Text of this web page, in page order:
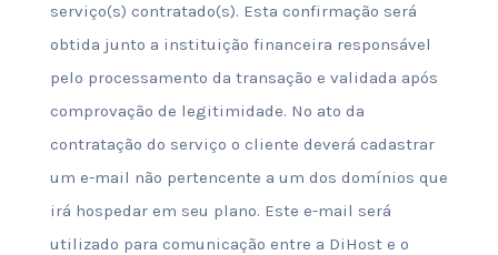
serviço(s) contratado(s). Esta confirmação será
obtida junto a instituição financeira responsável
pelo processamento da transação e validada após
comprovação de legitimidade. No ato da
contratação do serviço o cliente deverá cadastrar
um e-mail não pertencente a um dos domínios que
irá hospedar em seu plano. Este e-mail será
utilizado para comunicação entre a DiHost e o